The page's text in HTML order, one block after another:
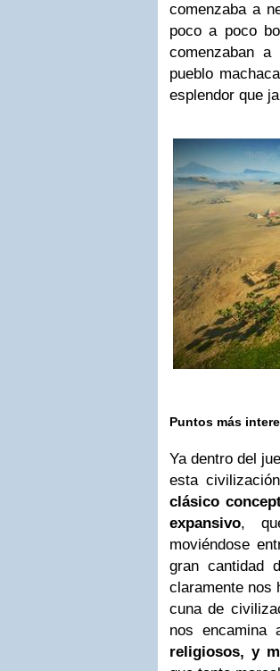
comenzaba a
poco a poco
comenzaban
pueblo
esplendor que
Puntos más
Ya dentro del
esta
clásico
expansivo,
moviéndose
gran cantidad
claramente nos
cuna de
nos encamina
religiosos, y